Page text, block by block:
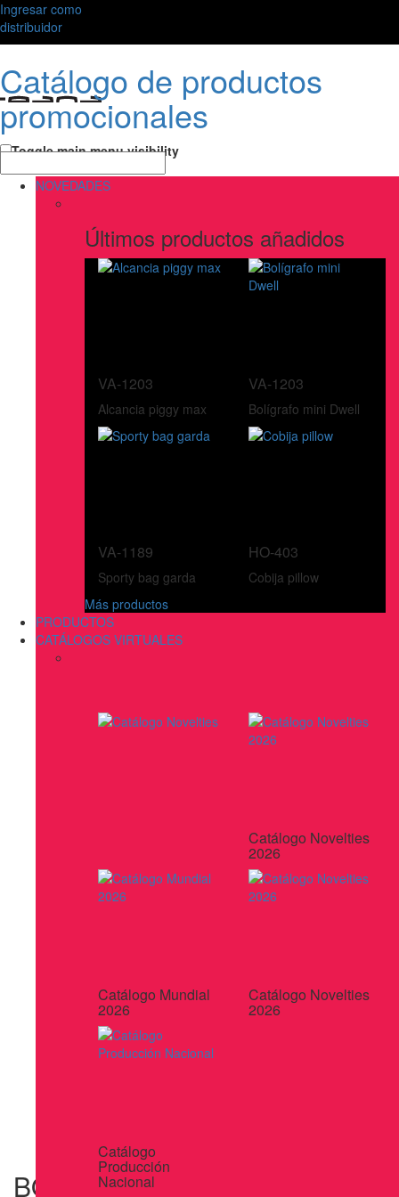
Ingresar como
distribuidor
Catálogo de productos
promocionales
Toggle main menu visibility
NOVEDADES
Últimos productos añadidos
VA-1203
Alcancia piggy max
VA-1203
Bolígrafo mini Dwell
VA-1189
Sporty bag garda
HO-403
Cobija pillow
Más productos
PRODUCTOS
CATÁLOGOS VIRTUALES
Catálogo Novelties
2026
Catálogo Mundial
2026
Catálogo Novelties
2026
Catálogo
Producción
Nacional
BOLIGRAFO MINI DWELL